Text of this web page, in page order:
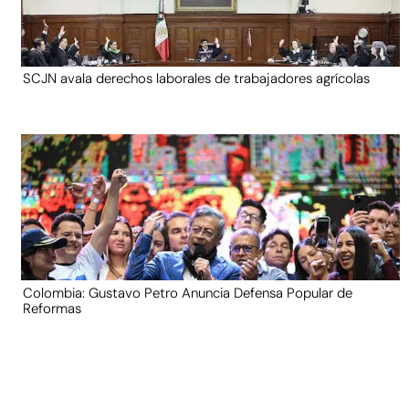
SCJN avala derechos laborales de trabajadores agrícolas
Colombia: Gustavo Petro Anuncia Defensa Popular de
Reformas